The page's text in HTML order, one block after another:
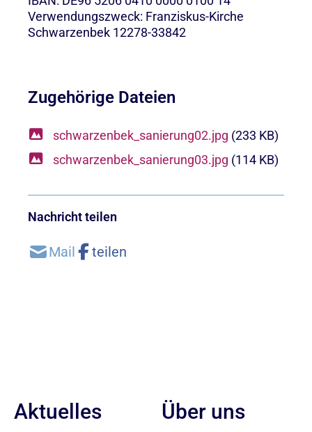
Verwendungszweck: Franziskus-Kirche
Schwarzenbek 12278-33842
Zugehörige Dateien
schwarzenbek_sanierung02.jpg (233 KB)
schwarzenbek_sanierung03.jpg (114 KB)
Nachricht teilen
Aktuelles Über uns